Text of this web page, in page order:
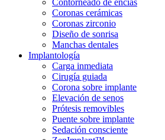
Contorneado de encías
Coronas cerámicas
Coronas zirconio
Diseño de sonrisa
Manchas dentales
Implantología
Carga inmediata
Cirugía guiada
Corona sobre implante
Elevación de senos
Prótesis removibles
Puente sobre implante
Sedación consciente